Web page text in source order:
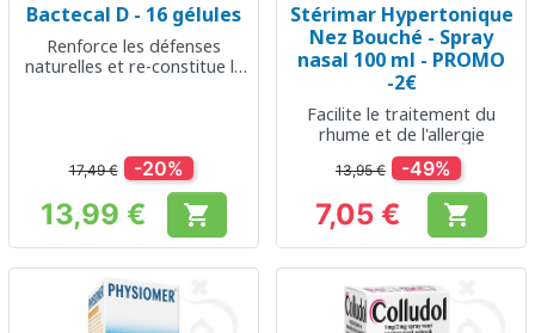
Bactecal D - 16 gélules
Renforce les défenses
naturelles et re-constitue la
17,49 € -20%
Prix
13,99 € 
Stérimar Hypertonique
Nez Bouché - Spray
nasal 100 ml - PROMO
-2€
Facilite le traitement du
rhume et de l'allergie
13,95 € -49%
Prix
7,05 € 